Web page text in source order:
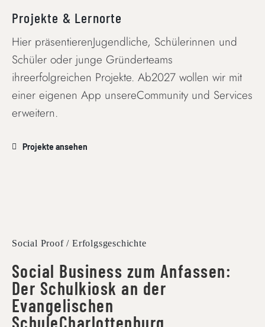
Projekte & Lernorte
Hier präsentierenJugendliche, Schülerinnen und
Schüler oder junge Gründerteams
ihreerfolgreichen Projekte. Ab2027 wollen wir mit
einer eigenen App unsereCommunity und Services
erweitern.
Projekte ansehen
Social Proof / Erfolgsgeschichte
Social Business zum Anfassen:
Der Schulkiosk an der
Evangelischen
SchuleCharlottenburg